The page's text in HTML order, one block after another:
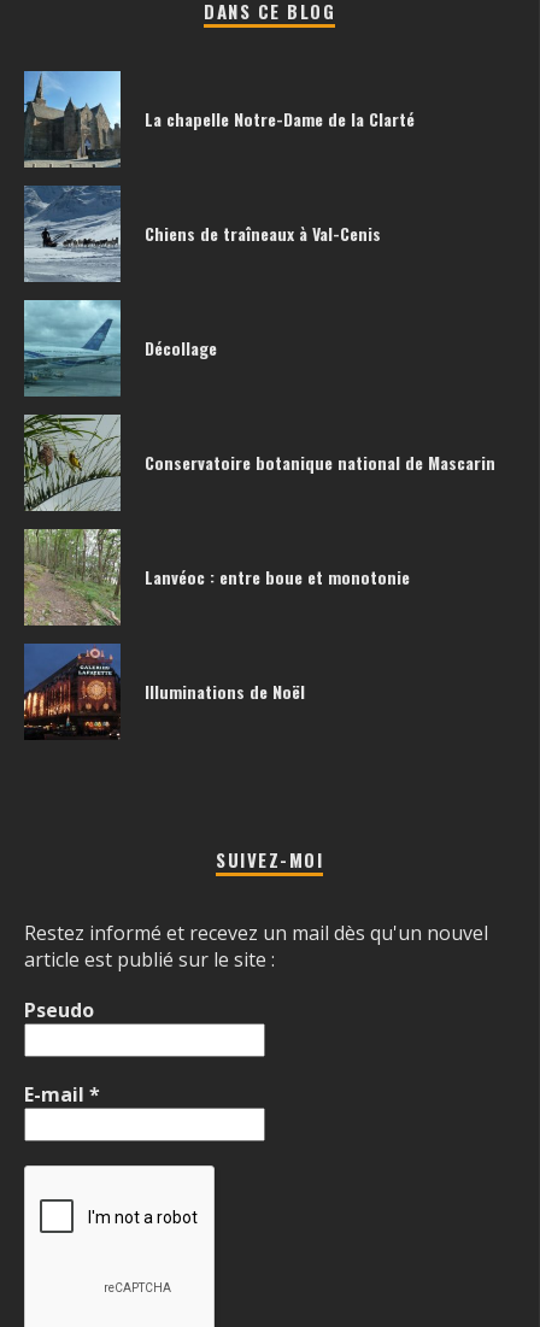
DANS CE BLOG
La chapelle Notre-Dame de la Clarté
Chiens de traîneaux à Val-Cenis
Décollage
Conservatoire botanique national de Mascarin
Lanvéoc : entre boue et monotonie
Illuminations de Noël
SUIVEZ-MOI
Restez informé et recevez un mail dès qu'un nouvel
article est publié sur le site :
Pseudo
E-mail *